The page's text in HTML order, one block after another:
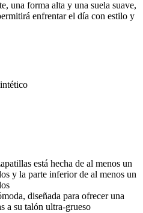
una forma alta y una suela suave,
enfrentar el día con estilo y
está hecha de al menos un
y la parte inferior de al menos un
diseñada para ofrecer una
a su talón ultra-grueso